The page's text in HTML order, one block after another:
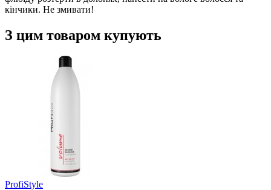
кінчики. Не змивати!
З цим товаром купують
ProfiStyle